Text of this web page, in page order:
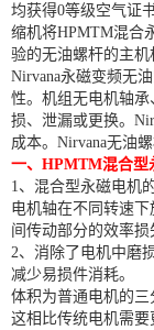
均获得0等级空气证
缩机将HPMTM混合
验的无油螺杆的主机
Nirvana永磁变频无
性。机组无电机轴
损、泄漏或更换。
成本。Nirvana无油
一、HPMTM混合型
1、混合型永磁电机
电机轴在不同转速
间传动部分的效率损
2、消除了电机中磨
减少易损件消耗。
体积为普通电机的三
这相比传统电机需要